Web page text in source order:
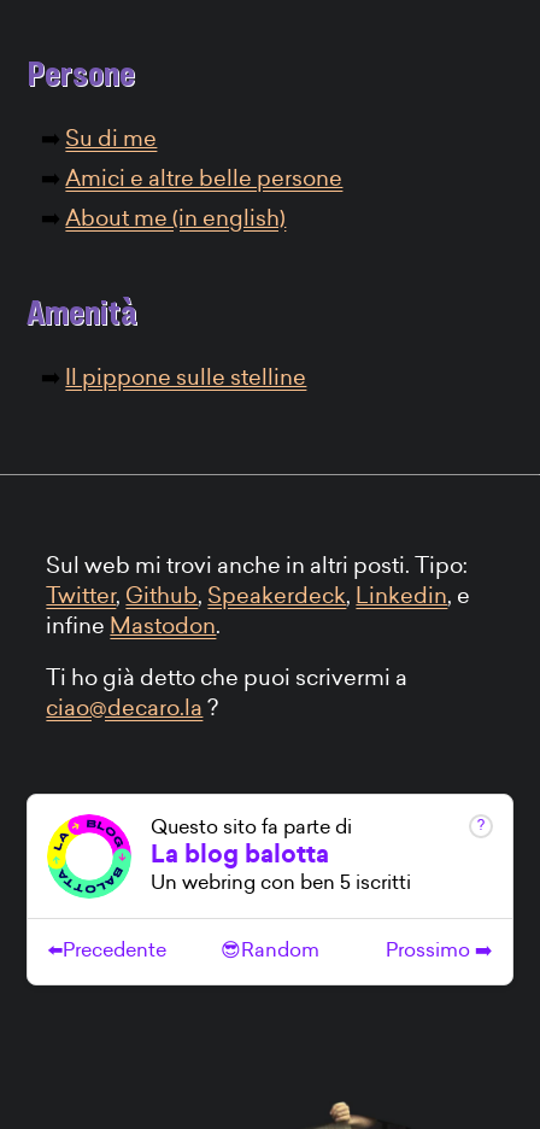
Persone
Su di me
Amici e altre belle persone
About me (in english)
Amenità
Il pippone sulle stelline
Sul web mi trovi anche in altri posti. Tipo:
Twitter, Github, Speakerdeck, Linkedin, e
infine Mastodon.
Ti ho già detto che puoi scrivermi a
ciao@decaro.la ?